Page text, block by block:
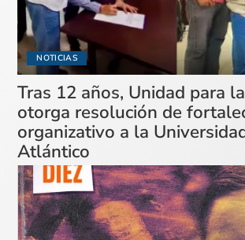
NOTICIAS
Tras 12 años, Unidad para
otorga resolución de
organizativo a la
Atlántico